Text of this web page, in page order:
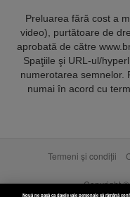
Preluarea fără cost a
video), purtătoare de
aprobată de către
Spaţiile şi URL-ul/
numerotarea semnelor.
numai în acord cu
Termeni și condiții
Copyright ©
Nouă ne pasă ca datele tale personale să rămână